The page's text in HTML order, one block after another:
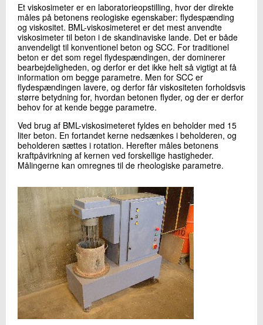
Et viskosimeter er en laboratorieopstilling, hvor der direkte
måles på betonens reologiske egenskaber: flydespænding
og viskositet. BML-viskosimeteret er det mest anvendte
viskosimeter til beton i de skandinaviske lande. Det er både
anvendeligt til konventionel beton og SCC. For traditionel
beton er det som regel flydespændingen, der dominerer
bearbejdeligheden, og derfor er det ikke helt så vigtigt at få
information om begge parametre. Men for SCC er
flydespændingen lavere, og derfor får viskositeten forholdsvis
større betydning for, hvordan betonen flyder, og der er derfor
behov for at kende begge parametre.
Ved brug af BML-viskosimeteret fyldes en beholder med 15
liter beton. En fortandet kerne nedsænkes i beholderen, og
beholderen sættes i rotation. Herefter måles betonens
kraftpåvirkning af kernen ved forskellige hastigheder.
Målingerne kan omregnes til de rheologiske parametre.